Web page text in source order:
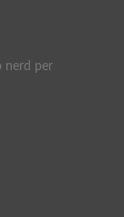
nerd per